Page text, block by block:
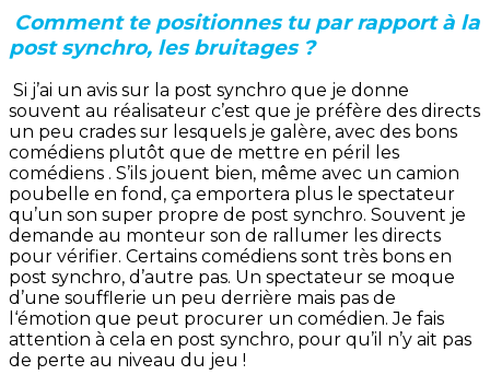
Comment te positionnes tu par rapport à la
post synchro, les bruitages ?
Si j’ai un avis sur la post synchro que je donne
souvent au réalisateur c’est que je préfère des directs
un peu crades sur lesquels je galère, avec des bons
comédiens plutôt que de mettre en péril les
comédiens . S’ils jouent bien, même avec un camion
poubelle en fond, ça emportera plus le spectateur
qu’un son super propre de post synchro. Souvent je
demande au monteur son de rallumer les directs
pour vérifier. Certains comédiens sont très bons en
post synchro, d’autre pas. Un spectateur se moque
d’une soufflerie un peu derrière mais pas de
l‘émotion que peut procurer un comédien. Je fais
attention à cela en post synchro, pour qu’il n’y ait pas
de perte au niveau du jeu !